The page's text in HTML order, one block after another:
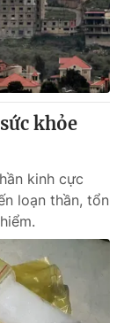
khỏe
kinh cực
loạn thần, tổn